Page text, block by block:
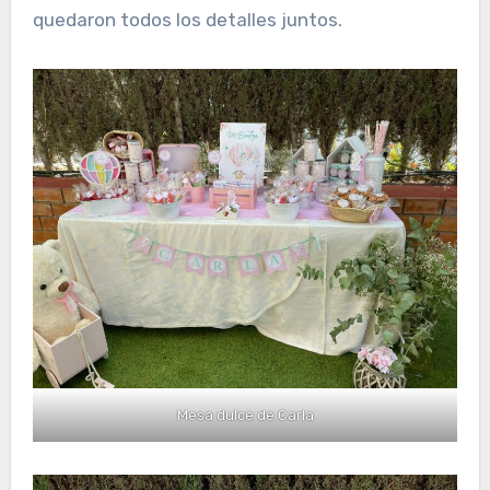
quedaron todos los detalles juntos.
Mesa dulce de Carla